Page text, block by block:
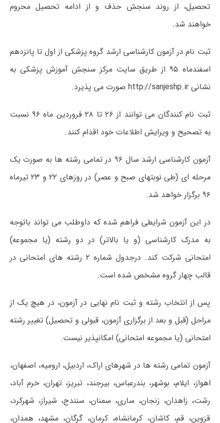
تحصیل، از روند سنجش حذف و از ادامه تحصیل محروم
خواهند شد.
ثبت نام در آزمون کارشناسی ارشد گروه پزشکی از اول تا پانزدهم
اسفندماه ۹۵ از طریق سایت مرکز سنجش آموزش پزشکی به
نشانی http://sanjeshp.ir صورت می پذیرد.
ثبت نام کنندگان می توانند از ۲۶ تا ۲۸ فروردین ماه ۹۶ نسبت
به تصحیح و ویرایش اطلاعات خود اقدام کنند.
آزمون کارشناسی ارشد سال ۹۶ در تمامی رشته ها به صورت یک
مرحله ای (طی نوبتهای صبح و عصر) در روزهای ۲۲ و ۲۳ تیرماه
۹۶ برگزار خواهد شد.
در این آزمون شرایطی فراهم شده که داوطلب می تواند باتوجه
به مدرک کارشناسی (و یا بالاتر) در دو رشته (یا مجموعه)
امتحانی شرکت کند. درجدول شماره ۲ رشته های امتحانی در
قالب چهار گروه مشخص شده است.
پس از انتخاب رشته و ثبت نام نهایی در آزمون، در هیچ یک از
مراحل (قبل و بعد از برگزاری آزمون، قبولی و تحصیل) تغییر رشته
امتحانی (یا مجموعه امتحانی) امکانپذیر نیست.
آزمون تمامی رشته ها در شهرهای اراک، اردبیل، ارومیه، اصفهان،
اهواز، ایلام، بوشهر، بندرعباس، بیرجند، تبریز، تهران، خرم آباد،
رشت، زاهدان، زنجان، ساری، سمنان، سنندج، شیراز، شهرکرد،
قزوین، قم، کاشان، کرمانشاه، کرمان، گرگان، مشهد، همدان،